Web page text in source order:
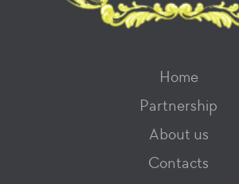
Home
Partnership
About us
Contacts